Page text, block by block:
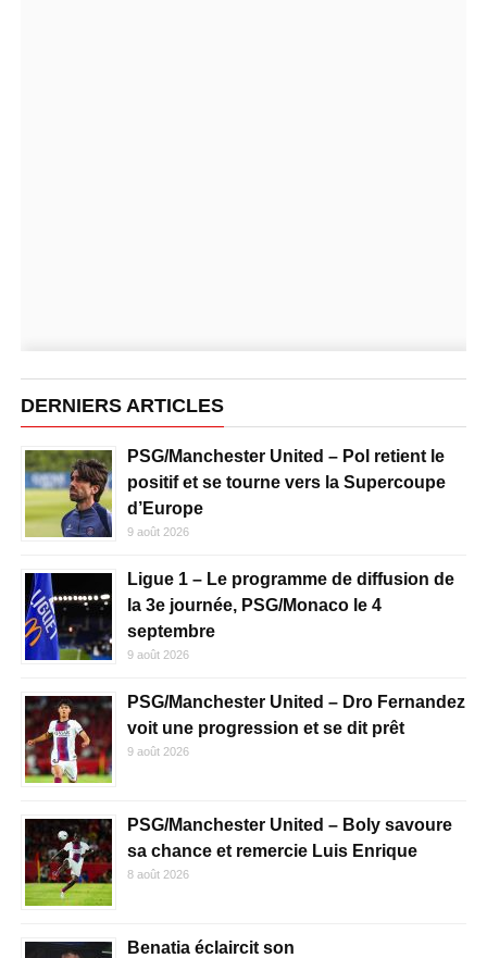
DERNIERS ARTICLES
PSG/Manchester United – Pol retient le
positif et se tourne vers la Supercoupe
d’Europe
9 août 2026
Ligue 1 – Le programme de diffusion de
la 3e journée, PSG/Monaco le 4
septembre
9 août 2026
PSG/Manchester United – Dro Fernandez
voit une progression et se dit prêt
9 août 2026
PSG/Manchester United – Boly savoure
sa chance et remercie Luis Enrique
8 août 2026
Benatia éclaircit son